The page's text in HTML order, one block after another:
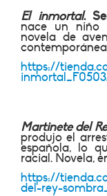
El inmortal.
nace un niño
novela de
https://
Martinete del
produjo el
española, lo
racial. Novela,
https://
del-rey-